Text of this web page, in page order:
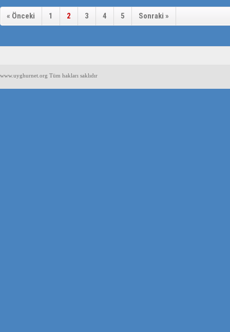
« Önceki 1 2 3 4 5 Sonraki »
www.uyghurnet.org Tüm hakları saklıdır